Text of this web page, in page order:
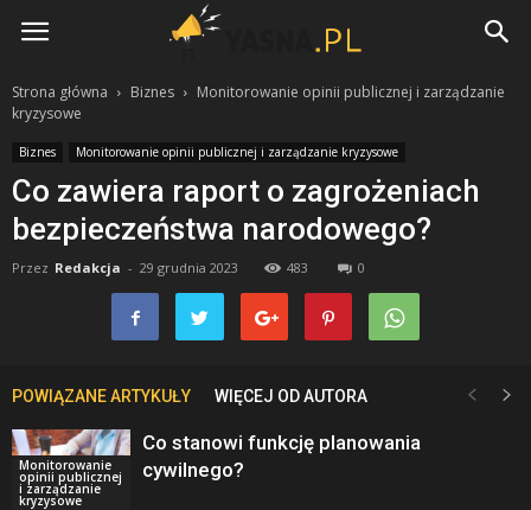
Yasna.pl
Strona główna Biznes
Monitorowanie opinii publicznej i zarządzanie
kryzysowe
Biznes Monitorowanie opinii publicznej i zarządzanie kryzysowe
Co zawiera raport o zagrożeniach
bezpieczeństwa narodowego?
Przez Redakcja - 29 grudnia 2023 483 0
POWIĄZANE ARTYKUŁY WIĘCEJ OD AUTORA
Monitorowanie
opinii publicznej
i zarządzanie
kryzysowe
Co stanowi funkcję planowania
cywilnego?